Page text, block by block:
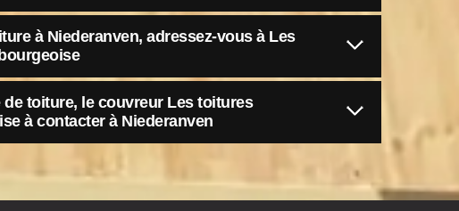
à Niederanven, adressez-vous à Les
de toiture, le couvreur Les toitures
à contacter à Niederanven